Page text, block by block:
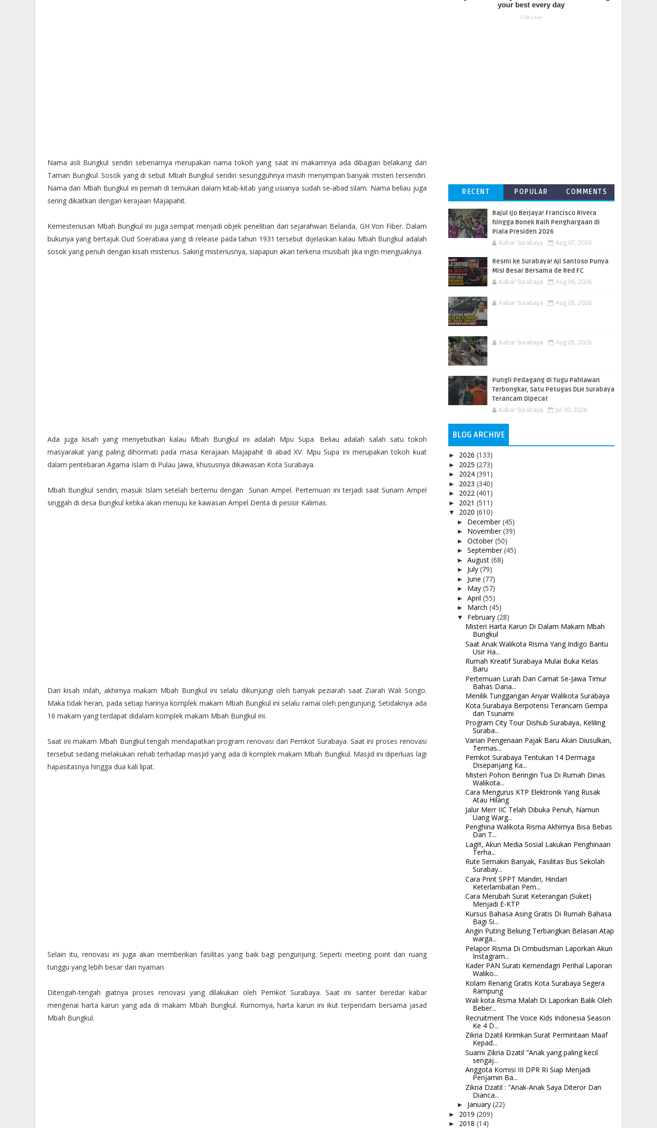
Nama asli Bungkul sendiri sebenarnya merupakan nama tokoh yang saat ini makamnya ada dibagian belakang dari
Taman Bungkul. Sosok yang di sebut Mbah Bungkul sendiri sesungguhnya masih menyimpan banyak misteri tersendiri.
Nama dari Mbah Bungkul ini pernah di temukan dalam kitab-kitab yang usianya sudah se-abad silam. Nama beliau juga
sering dikaitkan dengan kerajaan Majapahit.
Kemesteriusan Mbah Bungkul ini juga sempat menjadi objek penelitian dari sejarahwan Belanda, GH Von Fiber. Dalam
bukunya yang bertajuk Oud Soerabaia yang di release pada tahun 1931 tersebut dijelaskan kalau Mbah Bungkul adalah
sosok yang penuh dengan kisah misterius. Saking misteriusnya, siapapun akan terkena musibah jika ingin menguaknya.
Ada juga kisah yang menyebutkan kalau Mbah Bungkul ini adalah Mpu Supa. Beliau adalah salah satu tokoh
masyarakat yang paling dihormati pada masa Kerajaan Majapahit di abad XV. Mpu Supa ini merupakan tokoh kuat
dalam pentebaran Agama Islam di Pulau Jawa, khususnya dikawasan Kota Surabaya.
Mbah Bungkul sendiri, masuk Islam setelah bertemu dengan Sunan Ampel. Pertemuan ini terjadi saat Sunam Ampel
singgah di desa Bungkul ketika akan menuju ke kawasan Ampel Denta di pesisir Kalimas.
Dari kisah inilah, akhirnya makam Mbah Bungkul ini selalu dikunjungi oleh banyak peziarah saat Ziarah Wali Songo.
Maka tidak heran, pada setiap harinya komplek makam Mbah Bungkul ini selalu ramai oleh pengunjung. Setidaknya ada
16 makam yang terdapat didalam komplek makam Mbah Bungkul ini.
Saat ini makam Mbah Bungkul tengah mendapatkan program renovasi dari Pemkot Surabaya. Saat ini proses renovasi
tersebut sedang melakukan rehab terhadap masjid yang ada di komplek makam Mbah Bungkul. Masjid ini diperluas lagi
hapasitasnya hingga dua kali lipat.
Selain itu, renovasi ini juga akan memberikan fasilitas yang baik bagi pengunjung. Seperti meeting point dan ruang
tunggu yang lebih besar dan nyaman.
Ditengah-tengah giatnya proses renovasi yang dilakukan oleh Pemkot Surabaya. Saat ini santer beredar kabar
mengenai harta karun yang ada di makam Mbah Bungkul. Rumornya, harta karun ini ikut terpendam bersama jasad
Mbah Bungkul.
RECENT POPULAR COMMENTS
Bajul Ijo Berjaya! Francisco Rivera
hingga Bonek Raih Penghargaan di
Piala Presiden 2026
Kabar Surabaya Aug 07, 2026
Resmi ke Surabaya! Aji Santoso Punya
Misi Besar Bersama de Red FC
Kabar Surabaya Aug 06, 2026
Kabar Surabaya Aug 05, 2026
Kabar Surabaya Aug 05, 2026
Pungli Pedagang di Tugu Pahlawan
Terbongkar, Satu Petugas DLH Surabaya
Terancam Dipecat
Kabar Surabaya Jul 30, 2026
BLOG ARCHIVE
► 2026 (133)
► 2025 (273)
► 2024 (391)
► 2023 (340)
► 2022 (401)
► 2021 (511)
▼ 2020 (610)
► December(45)
► November(39)
► October(50)
► September(45)
► August (68)
► July (79)
► June (77)
► May (57)
► April (55)
► March (45)
▼ February (28)
Misteri Harta Karun Di Dalam Makam Mbah
Bungkul
Saat Anak Walikota Risma Yang Indigo Bantu
Usir Ha...
Rumah Kreatif Surabaya Mulai Buka Kelas
Baru
Pertemuan Lurah Dan Camat Se-Jawa Timur
Bahas Dana...
Menilik Tunggangan Anyar Walikota Surabaya
Kota Surabaya Berpotensi Terancam Gempa
dan Tsunami
Program City Tour Dishub Surabaya, Keliling
Suraba...
Varian Pengenaan Pajak Baru Akan Diusulkan,
Termas...
Pemkot Surabaya Tentukan 14 Dermaga
Disepanjang Ka...
Misteri Pohon Beringin Tua Di Rumah Dinas
Walikota...
Cara Mengurus KTP Elektronik Yang Rusak
Atau Hilang
Jalur Merr IIC Telah Dibuka Penuh, Namun
Uang Warg...
Penghina Walikota Risma Akhirnya Bisa Bebas
Dari T...
Lagi!!, Akun Media Sosial Lakukan Penghinaan
Terha...
Rute Semakin Banyak, Fasilitas Bus Sekolah
Surabay...
Cara Print SPPT Mandiri, Hindari
Keterlambatan Pem...
Cara Merubah Surat Keterangan (Suket)
Menjadi E-KTP
Kursus Bahasa Asing Gratis Di Rumah Bahasa
Bagi Si...
Angin Puting Beliung Terbangkan Belasan Atap
warga...
Pelapor Risma Di Ombudsman Laporkan Akun
Instagram...
Kader PAN Surati Kemendagri Perihal Laporan
Waliko...
Kolam Renang Gratis Kota Surabaya Segera
Rampung
Wali kota Risma Malah Di Laporkan Balik Oleh
Beber...
Recruitment The Voice Kids Indonesia Season
Ke 4 D...
Zikria Dzatil Kirimkan Surat Permintaan Maaf
Kepad...
Suami Zikria Dzatil "Anak yang paling kecil
sengaj...
Anggota Komisi III DPR RI Siap Menjadi
Penjamin Ba...
Zikria Dzatil : "Anak-Anak Saya Diteror Dan
Dianca...
► January (22)
► 2019 (209)
► 2018 (14)